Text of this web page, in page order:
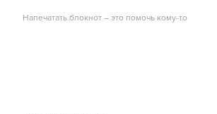
Напечатать блокнот – это помочь кому-то